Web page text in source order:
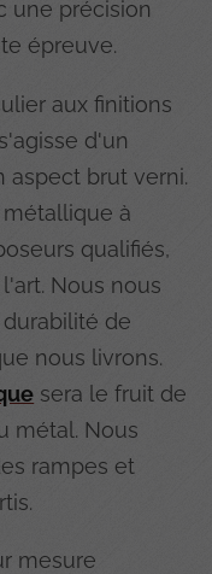
une précision
épreuve.
aux finitions
d'un
brut verni.
à
qualifiés,
Nous nous
de
nous livrons.
sera le fruit de
métal. Nous
rampes et
mesure